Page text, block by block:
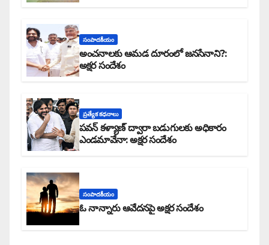
సంపాదకీయం
అంచనాలకు ఆమడ దూరంలో జనసేనాని?:
అక్షర సందేశం
ప్రత్యేక కధనాలు
పవన్ కళ్యాణ్ ద్వారా బడుగులకు అధికారం
ఎండమావేనా: అక్షర సందేశం
సంపాదకీయం
ఓ నాన్నారు ఆవేదనపై అక్షర సందేశం